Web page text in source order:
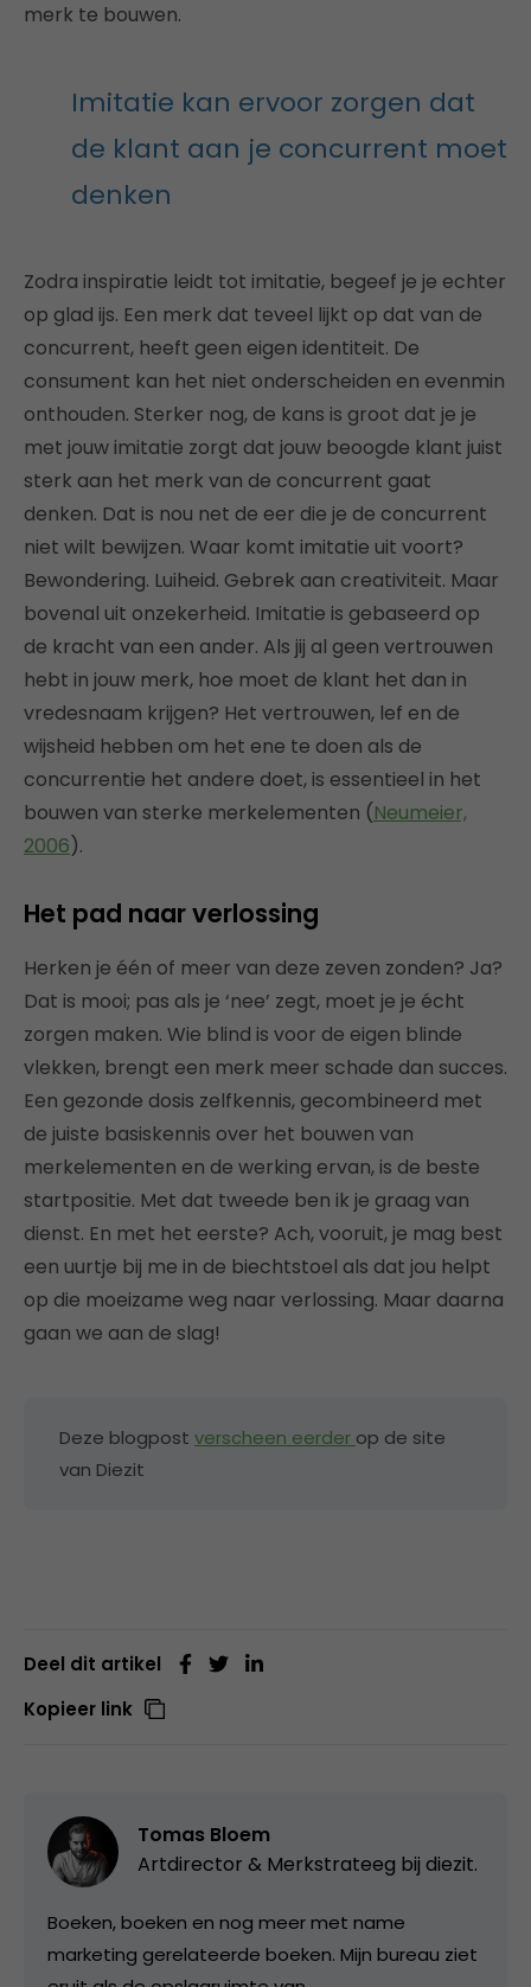
merk te bouwen.
Imitatie kan ervoor zorgen dat
de klant aan je concurrent moet
denken
Zodra inspiratie leidt tot imitatie, begeef je je echter
op glad ijs. Een merk dat teveel lijkt op dat van de
concurrent, heeft geen eigen identiteit. De
consument kan het niet onderscheiden en evenmin
onthouden. Sterker nog, de kans is groot dat je je
met jouw imitatie zorgt dat jouw beoogde klant juist
sterk aan het merk van de concurrent gaat
denken. Dat is nou net de eer die je de concurrent
niet wilt bewijzen. Waar komt imitatie uit voort?
Bewondering. Luiheid. Gebrek aan creativiteit. Maar
bovenal uit onzekerheid. Imitatie is gebaseerd op
de kracht van een ander. Als jij al geen vertrouwen
hebt in jouw merk, hoe moet de klant het dan in
vredesnaam krijgen? Het vertrouwen, lef en de
wijsheid hebben om het ene te doen als de
concurrentie het andere doet, is essentieel in het
bouwen van sterke merkelementen (Neumeier,
2006).
Het pad naar verlossing
Herken je één of meer van deze zeven zonden? Ja?
Dat is mooi; pas als je ‘nee’ zegt, moet je je écht
zorgen maken. Wie blind is voor de eigen blinde
vlekken, brengt een merk meer schade dan succes.
Een gezonde dosis zelfkennis, gecombineerd met
de juiste basiskennis over het bouwen van
merkelementen en de werking ervan, is de beste
startpositie. Met dat tweede ben ik je graag van
dienst. En met het eerste? Ach, vooruit, je mag best
een uurtje bij me in de biechtstoel als dat jou helpt
op die moeizame weg naar verlossing. Maar daarna
gaan we aan de slag!
Deze blogpost verscheen eerder op de site
van Diezit
Deel dit artikel
Kopieer link
Tomas Bloem
Artdirector & Merkstrateeg bij diezit.
Boeken, boeken en nog meer met name
marketing gerelateerde boeken. Mijn bureau ziet